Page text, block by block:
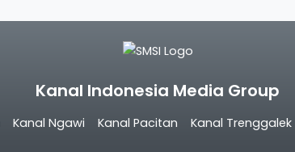
Kanal Indonesia Media Group
Kanal Ngawi Kanal Pacitan Kanal Trenggalek